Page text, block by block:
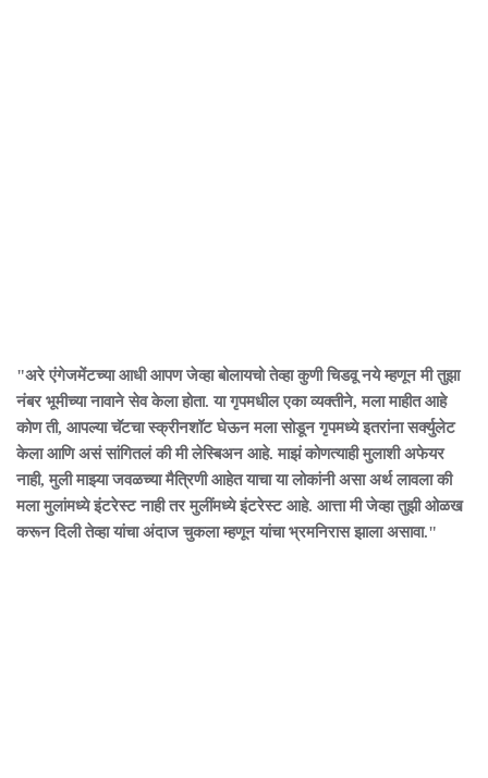
"अरे एंगेजमेंटच्या आधी आपण जेव्हा बोलायचो तेव्हा कुणी चिडवू नये म्हणून मी तुझा
नंबर भूमीच्या नावाने सेव केला होता. या गृपमधील एका व्यक्तीने, मला माहीत आहे
कोण ती, आपल्या चॅटचा स्क्रीनशॉट घेऊन मला सोडून गृपमध्ये इतरांना सर्क्युलेट
केला आणि असं सांगितलं की मी लेस्बिअन आहे. माझं कोणत्याही मुलाशी अफेयर
नाही, मुली माझ्या जवळच्या मैत्रिणी आहेत याचा या लोकांनी असा अर्थ लावला की
मला मुलांमध्ये इंटरेस्ट नाही तर मुलींमध्ये इंटरेस्ट आहे. आत्ता मी जेव्हा तुझी ओळख
करून दिली तेव्हा यांचा अंदाज चुकला म्हणून यांचा भ्रमनिरास झाला असावा."